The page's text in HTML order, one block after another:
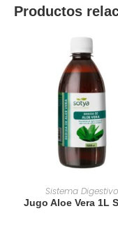
Productos
AÑADIR AL
Sistema Digestivo
Jugo Aloe Vera 1L